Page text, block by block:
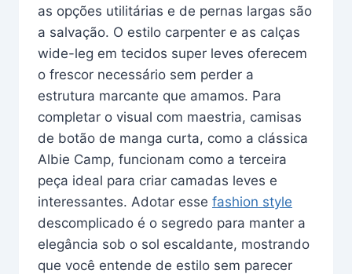
as opções utilitárias e de pernas largas são
a salvação. O estilo carpenter e as calças
wide-leg em tecidos super leves oferecem
o frescor necessário sem perder a
estrutura marcante que amamos. Para
completar o visual com maestria, camisas
de botão de manga curta, como a clássica
Albie Camp, funcionam como a terceira
peça ideal para criar camadas leves e
interessantes. Adotar esse fashion style
descomplicado é o segredo para manter a
elegância sob o sol escaldante, mostrando
que você entende de estilo sem parecer